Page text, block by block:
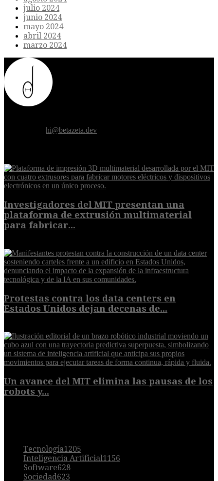
julio 2024
junio 2024
mayo 2024
abril 2024
marzo 2024
hi@betazeta.dev
Investigadores del MIT presentan una
plataforma de extrusión multimaterial
para fabricar...
Protestas contra los data centers en
Estados Unidos dejan decenas de...
Un avance del MIT elimina las pausas de los
robots y...
Tecnología1205
Inteligencia Artificial1156
Software628
Sociedad623